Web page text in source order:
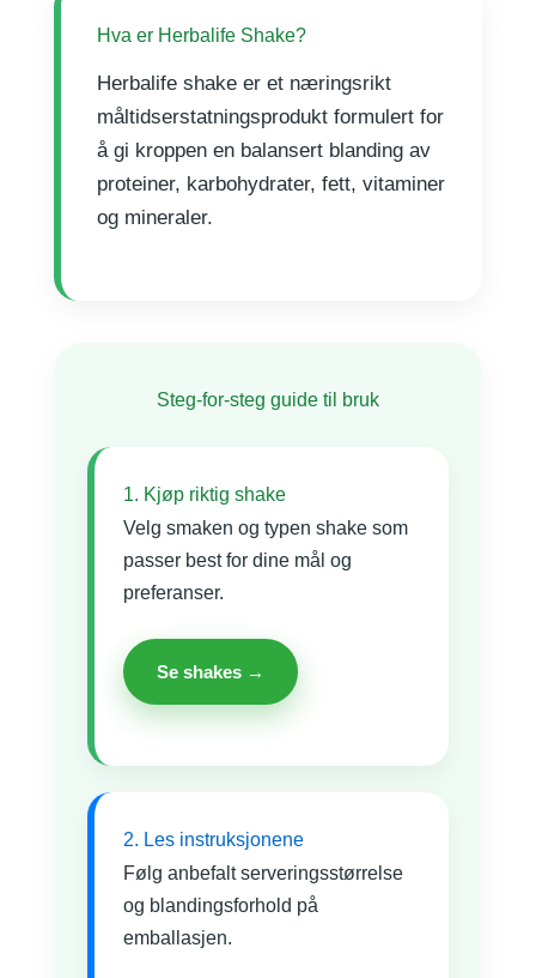
Hva er Herbalife Shake?
Herbalife shake er et næringsrikt
måltidserstatningsprodukt formulert for
å gi kroppen en balansert blanding av
proteiner, karbohydrater, fett, vitaminer
og mineraler.
Steg-for-steg guide til bruk
1. Kjøp riktig shake
Velg smaken og typen shake som
passer best for dine mål og
preferanser.
Se shakes →
2. Les instruksjonene
Følg anbefalt serveringsstørrelse
og blandingsforhold på
emballasjen.